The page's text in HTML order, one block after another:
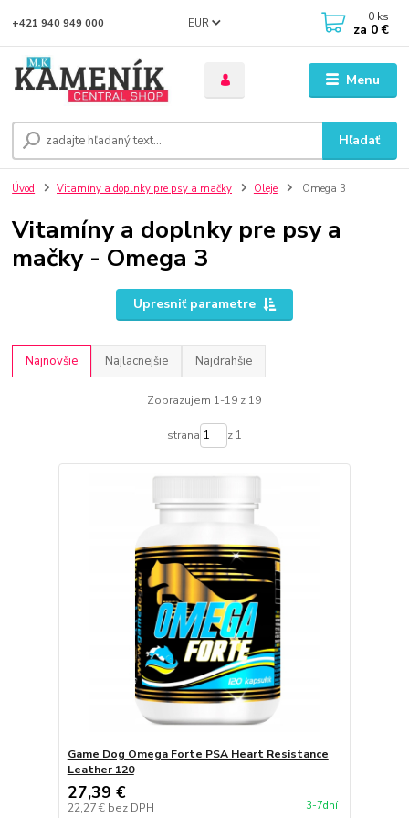
Menu
EUR
Hľadať
+421 940 949 000 0 ks
za 0 €
Úvod Vitamíny a doplnky pre psy a mačky Oleje Omega 3
Vitamíny a doplnky pre psy a
mačky - Omega 3
Upresniť parametre
Najnovšie Najlacnejšie Najdrahšie
Zobrazujem 1-19 z 19
strana z 1
Game Dog Omega Forte PSA Heart Resistance
Leather 120
27,39 €
22,27 € bez DPH 3-7dní